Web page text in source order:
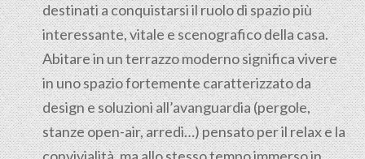
destinati a conquistarsi il ruolo di spazio più
interessante, vitale e scenografico della casa.
Abitare in un terrazzo moderno significa vivere
in uno spazio fortemente caratterizzato da
design e soluzioni all’avanguardia (pergole,
stanze open-air, arredi…) pensato per il relax e la